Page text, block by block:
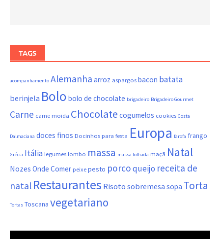
TAGS
acompanhamento Alemanha arroz aspargos bacon batata
berinjela Bolo bolo de chocolate brigadeiro Brigadeiro Gourmet
Carne carne moida Chocolate cogumelos cookies Costa
Dalmaciana doces finos Docinhos para festa Europa farofa frango
Grécia Itália legumes lombo massa massa folhada maçã Natal
Nozes Onde Comer peixe pesto porcoqueijo receita de
natal Restaurantes Risoto sobremesa sopa Torta
Tortas Toscana vegetariano